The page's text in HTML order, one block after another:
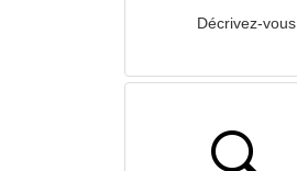
Décrivez-vous